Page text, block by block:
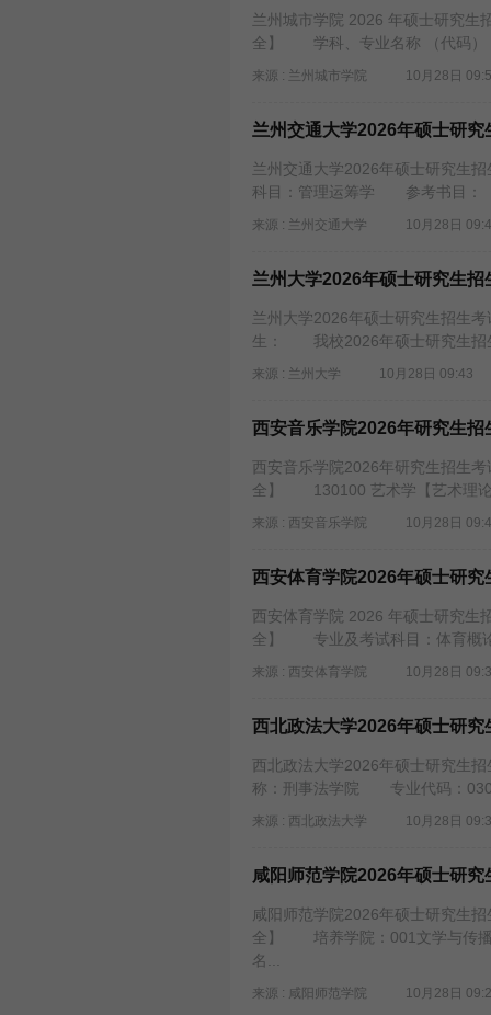
兰州城市学院 2026 年硕士研究生
全】 学科、专业名称 （代码）
来源 : 兰州城市学院 10月28日
兰州交通大学2026年硕士研究
兰州交通大学2026年硕士研究生
科目：管理运筹学 参考书目：
来源 : 兰州交通大学 10月28日
兰州大学2026年硕士研究生招
兰州大学2026年硕士研究生招生
生： 我校2026年硕士研究生招
来源 : 兰州大学 10月28日 09:43
西安音乐学院2026年研究生招
西安音乐学院2026年研究生招生
全】 130100 艺术学【艺术理
来源 : 西安音乐学院 10月28日
西安体育学院2026年硕士研究
西安体育学院 2026 年硕士研究生
全】 专业及考试科目：体育
来源 : 西安体育学院 10月28日
西北政法大学2026年硕士研究
西北政法大学2026年硕士研究生
称：刑事法学院 专业代码：
来源 : 西北政法大学 10月28日
咸阳师范学院2026年硕士研
咸阳师范学院2026年硕士研究生
全】 培养学院：001文学与传
名...
来源 : 咸阳师范学院 10月28日